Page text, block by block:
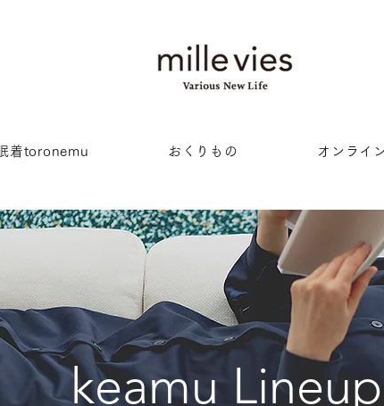
着toronemu おくりもの オンライ
keamu Lineup